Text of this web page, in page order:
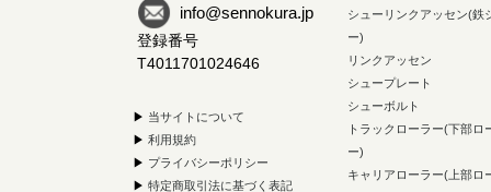
info@sennokura.jp
登録番号
T4011701024646
▶ 当サイトについて
▶ 利用規約
▶ プライバシーポリシー
▶ 特定商取引法に基づく表記
シューリンクアッセン(鉄
ー)
リンクアッセン
シュープレート
シューボルト
トラックローラー(下部ロ
ー)
キャリアローラー(上部ロ